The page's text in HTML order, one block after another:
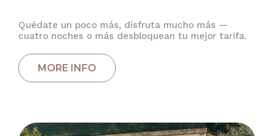
Quédate un poco más, disfruta mucho más —
cuatro noches o más desbloquean tu mejor tarifa.